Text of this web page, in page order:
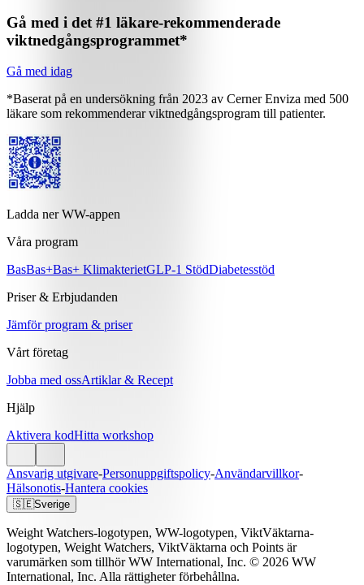
Gå med i det #1 läkare-rekommenderade
viktnedgångsprogrammet*
Gå med idag
*Baserat på en undersökning från 2023 av Cerner Enviza med 500
läkare som rekommenderar viktnedgångsprogram till patienter.
Ladda ner WW-appen
Våra program
BasBas+Bas+ KlimakterietGLP-1 StödDiabetesstöd
Priser & Erbjudanden
Jämför program & priser
Vårt företag
Jobba med ossArtiklar & Recept
Hjälp
Aktivera kodHitta workshop
Ansvarig utgivare-Personuppgiftspolicy-Användarvillkor-
Hälsonotis-Hantera cookies
🇸🇪Sverige
Weight Watchers-logotypen, WW-logotypen, ViktVäktarna-
logotypen, Weight Watchers, ViktVäktarna och Points är
varumärken som tillhör WW International, Inc. © 2026 WW
International, Inc. Alla rättigheter förbehållna.